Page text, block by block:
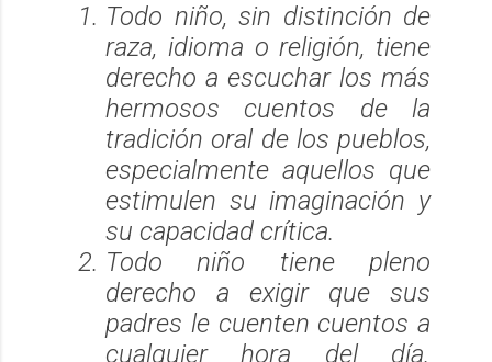
Todo niño, sin distinción de
raza, idioma o religión, tiene
derecho a escuchar los más
hermosos cuentos de la
tradición oral de los pueblos,
especialmente aquellos que
estimulen su imaginación y
su capacidad crítica.
Todo niño tiene pleno
derecho a exigir que sus
padres le cuenten cuentos a
cualquier hora del día.